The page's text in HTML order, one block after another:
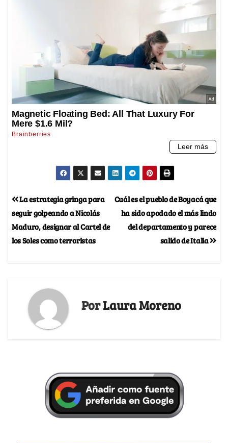
Cuál es el pueblo de Boyacá que
ha sido apodado el más lindo
del departamento y parece
salido de Italia
La estrategia gringa para
seguir golpeando a Nicolás
Maduro, designar al Cartel de
los Soles como terroristas
PorLaura Moreno